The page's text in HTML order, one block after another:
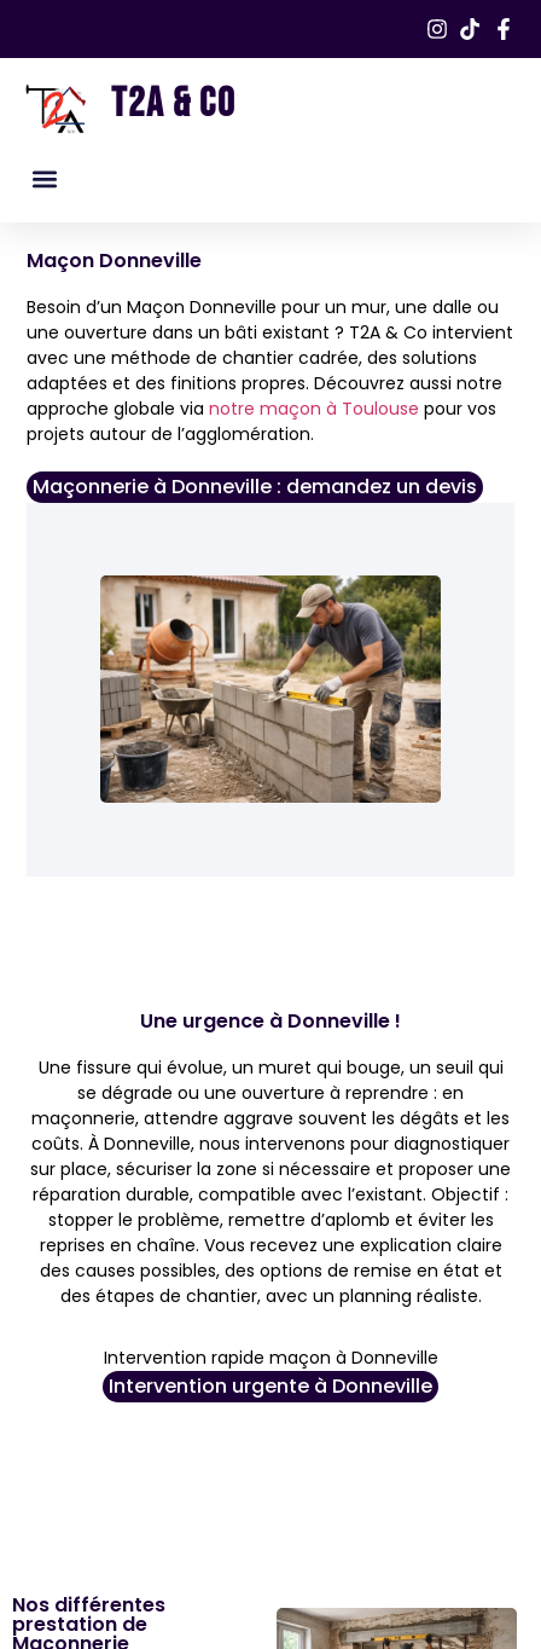
T2A & CO
Maçon Donneville
Besoin d’un Maçon Donneville pour un mur, une dalle ou
une ouverture dans un bâti existant ? T2A & Co intervient
avec une méthode de chantier cadrée, des solutions
adaptées et des finitions propres. Découvrez aussi notre
approche globale vianotre maçon à Toulouse pour vos
projets autour de l’agglomération.
Maçonnerie à Donneville : demandez un devis
Une urgence à Donneville !
Une fissure qui évolue, un muret qui bouge, un seuil qui
se dégrade ou une ouverture à reprendre : en
maçonnerie, attendre aggrave souvent les dégâts et les
coûts. À Donneville, nous intervenons pour diagnostiquer
sur place, sécuriser la zone si nécessaire et proposer une
réparation durable, compatible avec l’existant. Objectif :
stopper le problème, remettre d’aplomb et éviter les
reprises en chaîne. Vous recevez une explication claire
des causes possibles, des options de remise en état et
des étapes de chantier, avec un planning réaliste.
Intervention rapide maçon à Donneville
Intervention urgente à Donneville
Nos différentes
prestation de
Maçonnerie